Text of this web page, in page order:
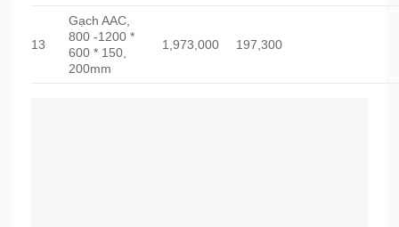
13
Gạch AAC,
800 -1200 *
600 * 150,
200mm
1,973,000 197,300